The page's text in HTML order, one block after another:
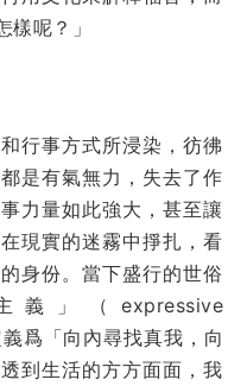
呢？」
行事方式所浸染，彷彿
是有氣無力，失去了作
力量如此強大，甚至讓
現實的迷霧中掙扎，看
身份。當下盛行的世俗
」（expressive
爲「向內尋找真我，向
到生活的方方面面，我